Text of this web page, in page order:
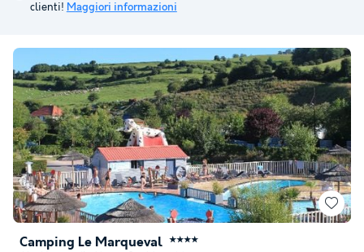
clienti! Maggiori informazioni
Camping Le Marqueval ★★★★